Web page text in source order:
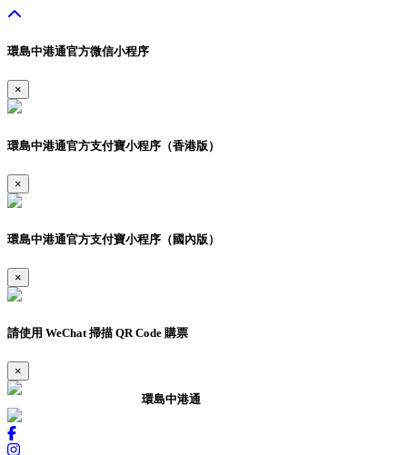
環島中港通官方微信小程序
×
環島中港通官方支付寶小程序（香港版）
×
環島中港通官方支付寶小程序（國內版）
×
請使用 WeChat 掃描 QR Code 購票
×
環島中港通